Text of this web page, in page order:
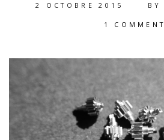
2 OCTOBRE 2015 BY
1 COMMENT